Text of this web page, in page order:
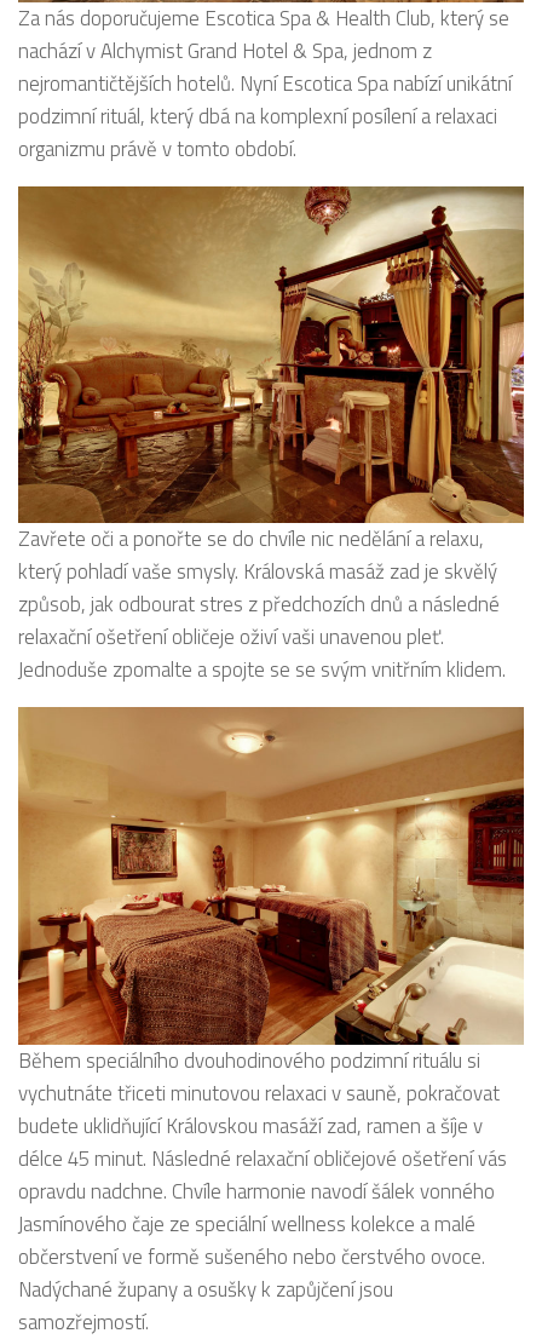
Za nás doporučujeme Escotica Spa & Health Club, který se
nachází v Alchymist Grand Hotel & Spa, jednom z
nejromantičtějších hotelů. Nyní Escotica Spa nabízí unikátní
podzimní rituál, který dbá na komplexní posílení a relaxaci
organizmu právě v tomto období.
Zavřete oči a ponořte se do chvíle nic nedělání a relaxu,
který pohladí vaše smysly. Královská masáž zad je skvělý
způsob, jak odbourat stres z předchozích dnů a následné
relaxační ošetření obličeje oživí vaši unavenou pleť.
Jednoduše zpomalte a spojte se se svým vnitřním klidem.
Během speciálního dvouhodinového podzimní rituálu si
vychutnáte třiceti minutovou relaxaci v sauně, pokračovat
budete uklidňující Královskou masáží zad, ramen a šíje v
délce 45 minut. Následné relaxační obličejové ošetření vás
opravdu nadchne. Chvíle harmonie navodí šálek vonného
Jasmínového čaje ze speciální wellness kolekce a malé
občerstvení ve formě sušeného nebo čerstvého ovoce.
Nadýchané župany a osušky k zapůjčení jsou
samozřejmostí.